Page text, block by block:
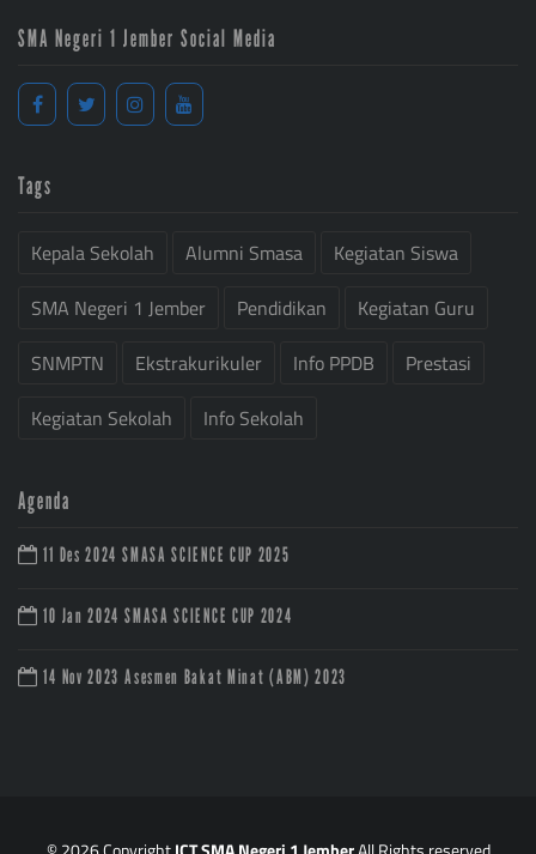
SMA Negeri 1 Jember Social Media
Tags
Kepala Sekolah Alumni Smasa
Kegiatan Siswa
SMA Negeri 1 Jember
Pendidikan
Kegiatan Guru
SNMPTN
Ekstrakurikuler Info PPDB
Prestasi
Kegiatan Sekolah
Info Sekolah
Agenda
11 Des 2024 SMASA SCIENCE CUP 2025
10 Jan 2024 SMASA SCIENCE CUP 2024
14 Nov 2023 Asesmen Bakat Minat (ABM) 2023